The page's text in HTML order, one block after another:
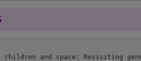
and space: Revisiting